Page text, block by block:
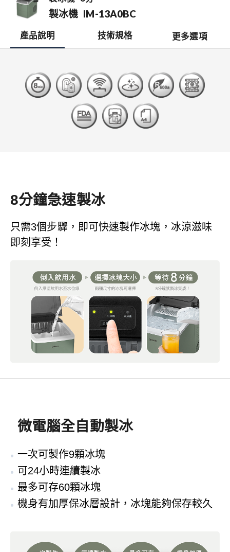
製冰機 IM-13A0BC
產品說明 技術規格 更多選項
8分鐘急速製冰
只需3個步驟，即可快速製作冰塊，冰涼滋味
即刻享受！
微電腦全自動製冰
一次可製作9顆冰塊
可24小時連續製冰
最多可存60顆冰塊
機身有加厚保冰層設計，冰塊能夠保存較久